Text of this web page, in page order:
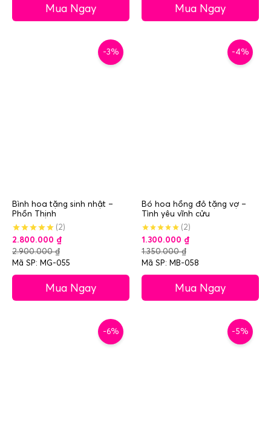
Mua Ngay Mua Ngay
-3%
Bình hoa tặng sinh nhật –
Phồn Thịnh
(2)
2.800.000 ₫
2.900.000₫
Mã SP: MG-055
Mua Ngay
-4%
Bó hoa hồng đỏ tặng vợ –
Tình yêu vĩnh cửu
(2)
1.300.000 ₫
1.350.000₫
Mã SP: MB-058
Mua Ngay
-6% -5%